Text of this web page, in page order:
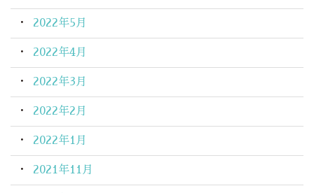
2022年5月
2022年4月
2022年3月
2022年2月
2022年1月
2021年11月